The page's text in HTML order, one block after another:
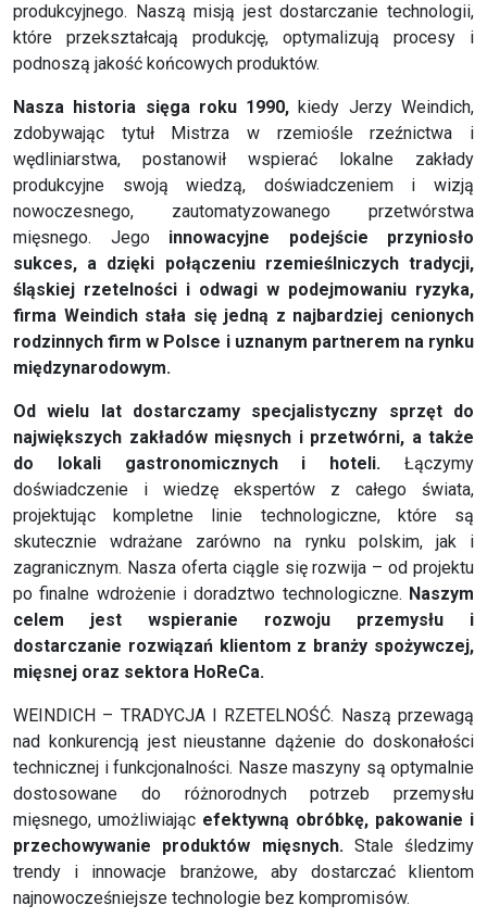
produkcyjnego. Naszą misją jest dostarczanie technologii,
które przekształcają produkcję, optymalizują procesy i
podnoszą jakość końcowych produktów.
Nasza historia sięga roku 1990, kiedy Jerzy Weindich,
zdobywając tytuł Mistrza w rzemiośle rzeźnictwa i
wędliniarstwa, postanowił wspierać lokalne zakłady
produkcyjne swoją wiedzą, doświadczeniem i wizją
nowoczesnego, zautomatyzowanego przetwórstwa
mięsnego. Jegoinnowacyjne podejście przyniosło
sukces, a dzięki połączeniu rzemieślniczych tradycji,
śląskiej rzetelności i odwagi w podejmowaniu ryzyka,
firma Weindich stała się jedną z najbardziej cenionych
rodzinnych firm w Polsce i uznanym partnerem na rynku
międzynarodowym.
Od wielu lat dostarczamy specjalistyczny sprzęt do
największych zakładów mięsnych i przetwórni, a także
do lokali gastronomicznych i hoteli. Łączymy
doświadczenie i wiedzę ekspertów z całego świata,
projektując kompletne linie technologiczne, które są
skutecznie wdrażane zarówno na rynku polskim, jak i
zagranicznym. Nasza oferta ciągle się rozwija – od projektu
po finalne wdrożenie i doradztwo technologiczne. Naszym
celem jest wspieranie rozwoju przemysłu i
dostarczanie rozwiązań klientom z branży spożywczej,
mięsnej oraz sektora HoReCa.
WEINDICH – TRADYCJA I RZETELNOŚĆ. Naszą przewagą
nad konkurencją jest nieustanne dążenie do doskonałości
technicznej i funkcjonalności. Nasze maszyny są optymalnie
dostosowane do różnorodnych potrzeb przemysłu
mięsnego, umożliwiając efektywną obróbkę, pakowanie i
przechowywanie produktów mięsnych.Stale śledzimy
trendy i innowacje branżowe, aby dostarczać klientom
najnowocześniejsze technologie bez kompromisów.